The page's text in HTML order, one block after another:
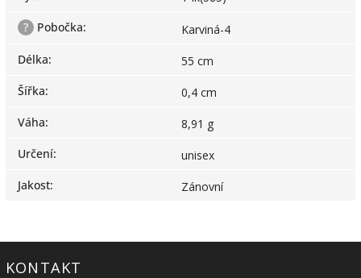
?
Pobočka:
Karviná-4
Délka:
55 cm
Šířka:
0,4 cm
Váha:
8,91 g
Určení:
unisex
Jakost: Zánovní
KONTAKT